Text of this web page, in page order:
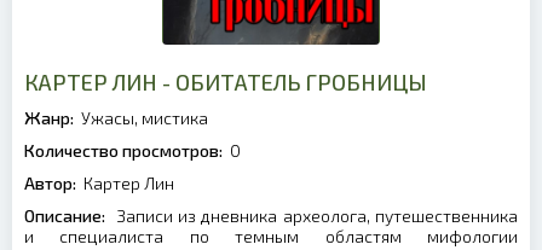
КАРТЕР ЛИН - ОБИТАТЕЛЬ ГРОБНИЦЫ
Жанр: Ужасы, мистика
Количество просмотров: 0
Автор: Картер Лин
Описание:
Записи из дневника археолога, путешественника
и специалиста по темным областям мифологии